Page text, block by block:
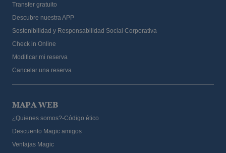
Transfer gratuito
Descubre nuestra APP
Sostenibilidad y Responsabilidad Social Corporativa
Check in Online
Modificar mi reserva
Cancelar una reserva
MAPA WEB
¿Quienes somos?-Código ético
Descuento Magic amigos
Ventajas Magic